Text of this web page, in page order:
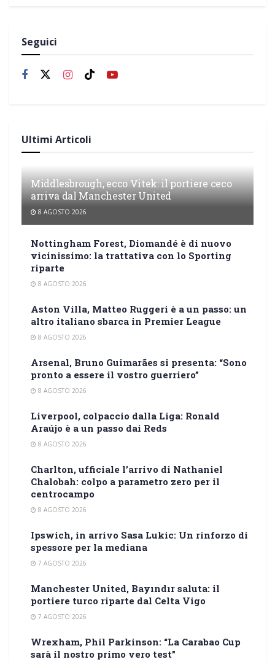
Seguici
Ultimi Articoli
Middlesbrough, ecco Vitek: il portiere ceco
arriva dal Manchester United
8 AGOSTO 2026
Nottingham Forest, Diomandé è di nuovo
vicinissimo: la trattativa con lo Sporting
riparte
8 AGOSTO 2026
Aston Villa, Matteo Ruggeri è a un passo: un
altro italiano sbarca in Premier League
8 AGOSTO 2026
Arsenal, Bruno Guimarães si presenta: “Sono
pronto a essere il vostro guerriero”
8 AGOSTO 2026
Liverpool, colpaccio dalla Liga: Ronald
Araújo è a un passo dai Reds
8 AGOSTO 2026
Charlton, ufficiale l’arrivo di Nathaniel
Chalobah: colpo a parametro zero per il
centrocampo
8 AGOSTO 2026
Ipswich, in arrivo Sasa Lukic: Un rinforzo di
spessore per la mediana
7 AGOSTO 2026
Manchester United, Bayındır saluta: il
portiere turco riparte dal Celta Vigo
7 AGOSTO 2026
Wrexham, Phil Parkinson: “La Carabao Cup
sarà il nostro primo vero test”